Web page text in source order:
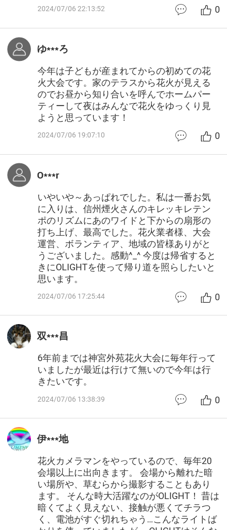
2024/07/06 22:13:52 0
ゆ***ろ
今年は子どもが産まれてからの初めての花
火大会です。家のテラスから花火が見える
のでお昼から知り合いを呼んでホームパー
ティーして夜はみんなで花火をゆっくり見
ようと思っています！
2024/07/06 19:07:10 0
O***r
いやいや～あっぱれでした。私は一番お気
に入りは、信州煙火さんのキレッキレテン
ポのリズムにあのワイドと下からの扇形の
打ち上げ、最高でした。花火業者様、大会
運営、ボランティア、地域の皆様ありがと
うございました。感動^_^ 今度は帰省すると
きにOLIGHTを使って帰り道を照らしたいと
思います。
2024/07/06 17:25:44 0
双***昌
6年前までは神宮外苑花火大会に毎年行って
いましたが最近は行けて無いので今年は行
きたいです。
2024/07/06 13:38:39 0
伊***地
花火カメラマンをやっているので、毎年20
会場以上に出向きます。 会場から離れた暗
い場所や、草むらから撮影することもあり
ます。 そんな時大活躍なのがOLIGHT！ 昔は
暗くてよく見えない、接触が悪くてチラつ
く、電池がすぐ切れちゃう…こんなライトば